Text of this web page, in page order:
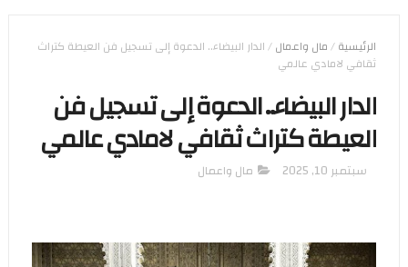
الرئيسية/مال واعمال/الدار البيضاء.. الدعوة إلى تسجيل فن العيطة كتراث
ثقافي لامادي عالمي
الدار البيضاء.. الدعوة إلى تسجيل فن
العيطة كتراث ثقافي لامادي عالمي
سبتمبر 10, 2025 مال واعمال